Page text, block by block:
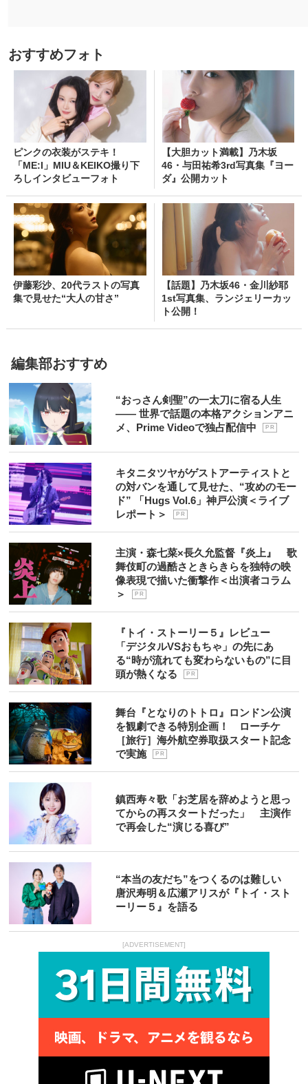
おすすめフォト
ピンクの衣装がステキ！
「ME:I」MIU＆KEIKO撮り下
ろしインタビューフォト
【大胆カット満載】乃木坂
46・与田祐希3rd写真集『ヨー
ダ』公開カット
伊藤彩沙、20代ラストの写真
集で見せた“大人の甘さ”
【話題】乃木坂46・金川紗耶
1st写真集、ランジェリーカッ
ト公開！
編集部おすすめ
“おっさん剣聖”の一太刀に宿る人生
―― 世界で話題の本格アクションアニ
メ、Prime Videoで独占配信中
P R
キタニタツヤがゲストアーティストと
の対バンを通して見せた、“攻めのモー
ド” 「Hugs Vol.6」神戸公演＜ライブ
レポート＞
P R
主演・森七菜×長久允監督『炎上』 歌
舞伎町の過酷さときらきらを独特の映
像表現で描いた衝撃作＜出演者コラム
＞
P R
『トイ・ストーリー５』レビュー
「デジタルVSおもちゃ」の先にあ
る“時が流れても変わらないもの”に目
頭が熱くなる
P R
舞台『となりのトトロ』ロンドン公演
を観劇できる特別企画！ ローチケ
［旅行］海外航空券取扱スタート記念
で実施
P R
鎮西寿々歌「お芝居を辞めようと思っ
てからの再スタートだった」 主演作
で再会した“演じる喜び”
“本当の友だち”をつくるのは難しい
唐沢寿明＆広瀬アリスが『トイ・スト
ーリー５』を語る
[ADVERTISEMENT]